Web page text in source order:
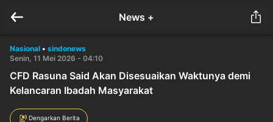
News +
Nasional • sindonews
Senin, 11 Mei 2026 - 04:10
CFD Rasuna Said Akan Disesuaikan Waktunya demi
Kelancaran Ibadah Masyarakat
Dengarkan Berita